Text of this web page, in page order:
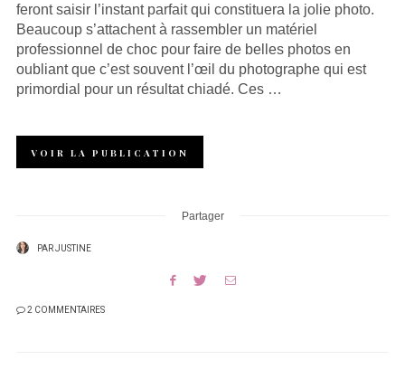
feront saisir l’instant parfait qui constituera la jolie photo.
Beaucoup s’attachent à rassembler un matériel
professionnel de choc pour faire de belles photos en
oubliant que c’est souvent l’œil du photographe qui est
primordial pour un résultat chiadé. Ces …
VOIR LA PUBLICATION
Partager
PARJUSTINE
2 COMMENTAIRES